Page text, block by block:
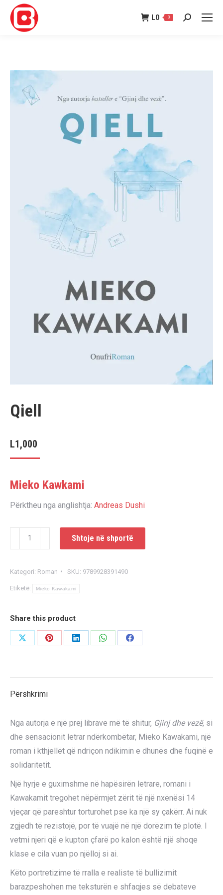
L0 0 Search:
Qiell
L1,000
Mieko Kawkami
Përktheu nga anglishtja: Andreas Dushi
Qiell
Shtoje në shportë
Kategori: Roman SKU: 9789928391490
Etiketë: Mieko Kawakami
Share this product
Share
Share
Share
Share
Share
Përshkrimi
Nga autorja e një prej librave më të shitur, Gjinj dhe vezë, si
dhe sensacionit letrar ndërkombëtar, Mieko Kawakami, një
roman i kthjellët që ndriçon ndikimin e dhunës dhe fuqinë e
solidaritetit.
Një hyrje e guximshme në hapësirën letrare, romani i
Kawakamit tregohet nëpërmjet zërit të një nxënësi 14
vjeçar që pareshtur torturohet pse ka një sy çakërr. Ai nuk
zgjedh të rezistojë, por të vuajë në një dorëzim të plotë. I
vetmi njeri që e kupton çfarë po kalon është një shoqe
klase e cila vuan po njëlloj si ai.
Këto portretizime të rralla e realiste të bullizimit
barazpeshohen me teksturën e shfaqjes së debateve